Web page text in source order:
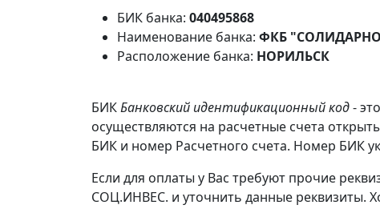
БИК банка: 040495868
Наименование банка: ФКБ
Расположение банка: НОРИЛЬСК
БИКБанковский идентификационный код-
осуществляются на расчетные счета
БИК и номер Расчетного счета. Номер БИК
Если для оплаты у Вас требуют прочие
СОЦ.ИНВЕС. и уточнить данные реквизиты.